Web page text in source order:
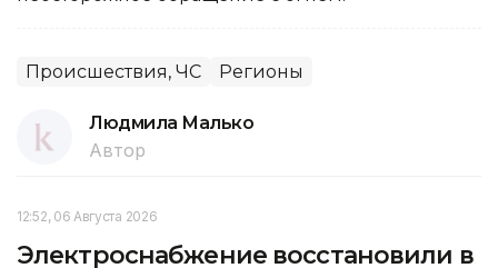
Происшествия, ЧС Регионы
Людмила Малько
Автор
12:52, 06 Августа 2026
Электроснабжение восстановили в